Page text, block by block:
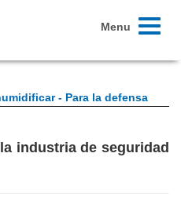
Toggle
Menu
- Para la defensa
industria de seguridad